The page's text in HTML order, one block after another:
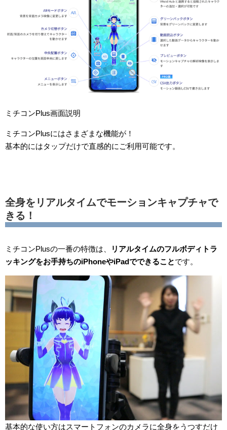
ミチコンPlus画面説明
ミチコンPlusにはさまざまな機能が！
基本的にはタップだけで直感的にご利用可能です。
全身をリアルタイムでモーションキャプチャで
きる！
ミチコンPlusの一番の特徴は、
リアルタイムのフルボディトラ
ッキングをお手持ちのiPhoneやiPadでできることです。
基本的な使い方はスマートフォンのカメラに全身をうつすだけ